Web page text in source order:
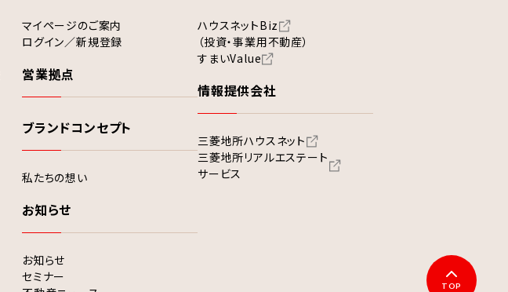
マイページのご案内
ログイン／新規登録
営業拠点
ブランドコンセプト
私たちの想い
お知らせ
お知らせ
セミナー
ハウスネットBiz
（投資・事業用不動産）
すまいValue
情報提供会社
三菱地所ハウスネット
三菱地所リアルエステート
サービス
TOP